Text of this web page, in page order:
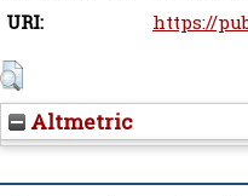
URI:
https://
Altmetric